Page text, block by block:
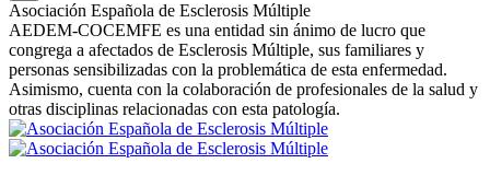
Asociación Española de Esclerosis Múltiple
AEDEM-COCEMFE es una entidad sin ánimo de lucro que
congrega a afectados de Esclerosis Múltiple, sus familiares y
personas sensibilizadas con la problemática de esta enfermedad.
Asimismo, cuenta con la colaboración de profesionales de la salud y
otras disciplinas relacionadas con esta patología.